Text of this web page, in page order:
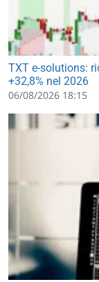
TXT e-solutions:
+32,8% nel 2026
06/08/2026 18:15